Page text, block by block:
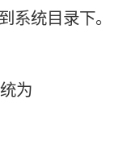
系统目录下。
为